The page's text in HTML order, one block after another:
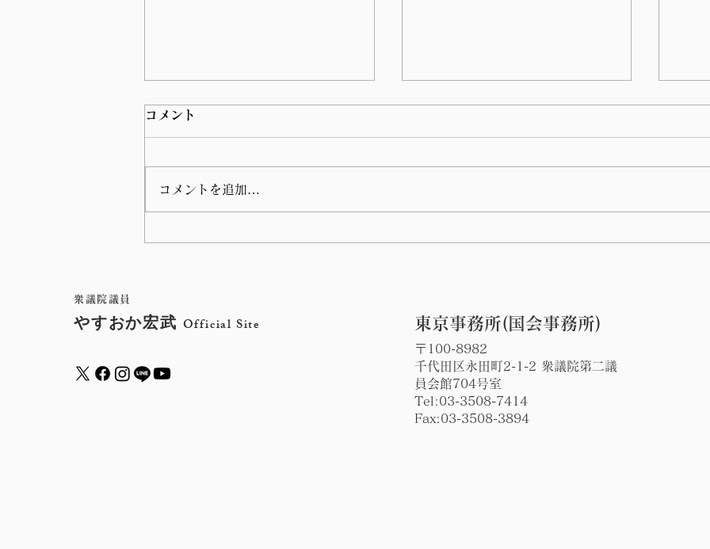
衆議院インターネット審議中
覧いただけます。
第 76回指宿温泉祭りのハン
谷山
コメント
コメントを追加…
衆議院議員
やすおか宏武 Official Site 東京事務所(国会事務所)
〒100-8982
千代田区永田町2-1-2 衆議院第二議
員会館704号室
Tel:03-3508-7414
Fax:03-3508-3894